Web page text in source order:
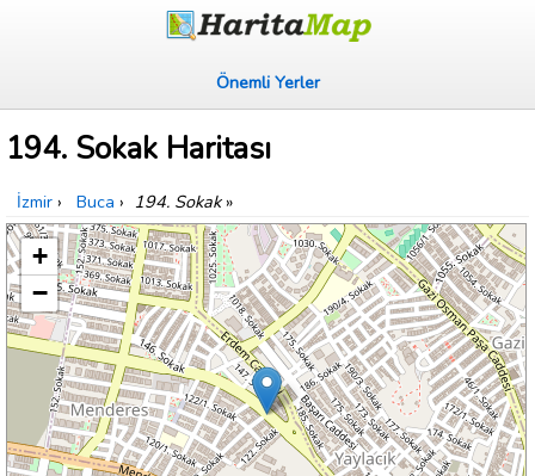
Önemli Yerler
194. Sokak Haritası
İzmir › Buca › 194. Sokak»
+
−